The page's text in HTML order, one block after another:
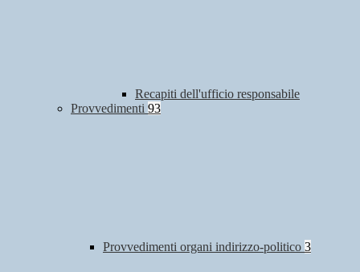
Recapiti dell'ufficio responsabile
Provvedimenti 93
Provvedimenti organi indirizzo-politico 3